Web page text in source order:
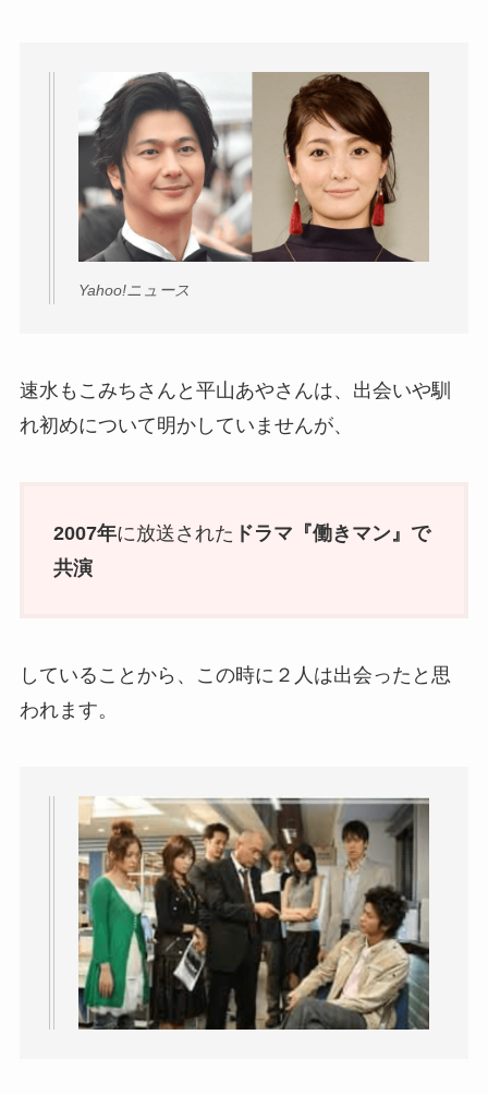
Yahoo!ニュース
速水もこみちさんと平山あやさんは、出会いや馴
れ初めについて明かしていませんが、
2007年に放送された ドラマ『働きマン』で
共演
していることから、この時に２人は出会ったと思
われます。